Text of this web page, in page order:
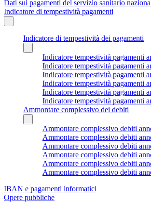
Dati sui pagamenti del servizio sanitario
Indicatore di tempestività pagamenti
Indicatore di tempestività dei pagamenti
Indicatore tempestività pagamenti
Indicatore tempestività pagamenti
Indicatore tempestività pagamenti
Indicatore tempestività pagamenti
Indicatore tempestività pagamenti
Indicatore tempestività pagamenti
Ammontare complessivo dei debiti
Ammontare complessivo debiti
Ammontare complessivo debiti
Ammontare complessivo debiti
Ammontare complessivo debiti
Ammontare complessivo debiti
Ammontare complessivo debiti
IBAN e pagamenti informatici
Opere pubbliche